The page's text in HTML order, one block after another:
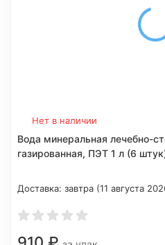
Нет в наличии
Вода минеральная лечебно-
газированная, ПЭТ 1 л (6
Доставка: завтра (11 августа